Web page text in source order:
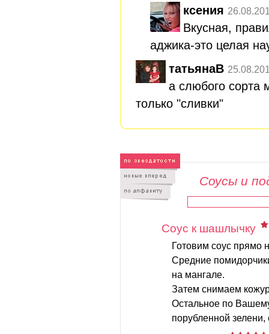
ксения
Вкусная,
аджика-это целая
татьянаВ
а слюбого сорта
только "сливки"
Соусы и
Соус к шашлычку
Готовим соус прямо
Средние
на мангале.
Затем снимаем
Остальное по
порубленной